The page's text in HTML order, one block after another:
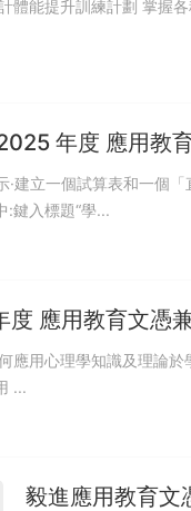
年度 應用教
:鍵入標題“學...
應用教育文憑
的方法 掌握基礎心理學於日常生活中的應用 ...
毅進應用教育文